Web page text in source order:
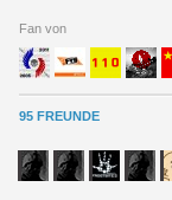
Fan von
95 FREUNDE